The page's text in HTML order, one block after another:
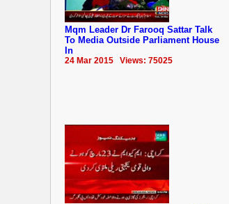
Mqm Leader Dr Farooq Sattar Talk
To Media Outside Parliament House
In
24 Mar 2015 Views: 75025